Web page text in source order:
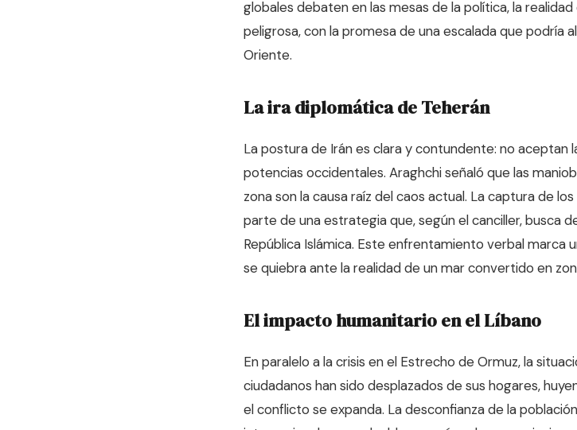
globales debaten en las mesas de la política, la
peligrosa, con la promesa de una escalada que podría
Oriente.
La ira diplomática de Teherán
La postura de Irán es clara y contundente: no aceptan
potencias occidentales. Araghchi señaló que las
zona son la causa raíz del caos actual. La captura de
parte de una estrategia que, según el canciller, busca
República Islámica. Este enfrentamiento verbal marca
se quiebra ante la realidad de un mar convertido en
El impacto humanitario en el Líbano
En paralelo a la crisis en el Estrecho de Ormuz, la
ciudadanos han sido desplazados de sus hogares,
el conflicto se expanda. La desconfianza de la